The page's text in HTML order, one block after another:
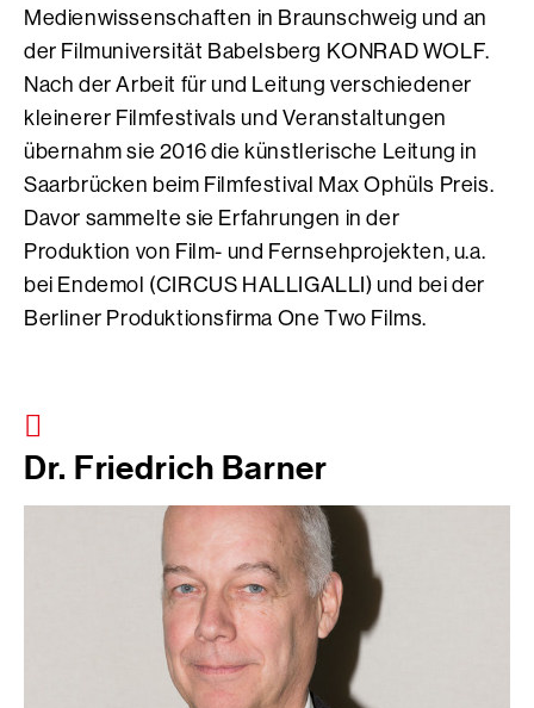
Medienwissenschaften in Braunschweig und an
der Filmuniversität Babelsberg KONRAD WOLF.
Nach der Arbeit für und Leitung verschiedener
kleinerer Filmfestivals und Veranstaltungen
übernahm sie 2016 die künstlerische Leitung in
Saarbrücken beim Filmfestival Max Ophüls Preis.
Davor sammelte sie Erfahrungen in der
Produktion von Film- und Fernsehprojekten, u.a.
bei Endemol (CIRCUS HALLIGALLI) und bei der
Berliner Produktionsfirma One Two Films.
Dr. Friedrich Barner